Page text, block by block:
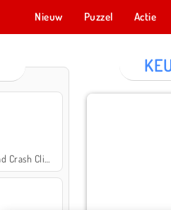
Nieuw Puzzel Actie